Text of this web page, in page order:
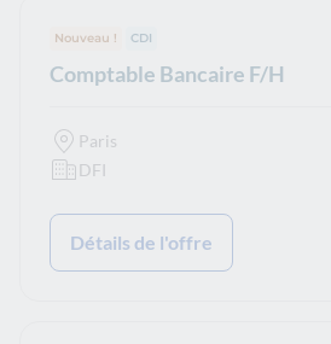
Nouveau ! Type de contrat :
CDI
Comptable Bancaire F/H
Paris
DFI
Détails de l'offre